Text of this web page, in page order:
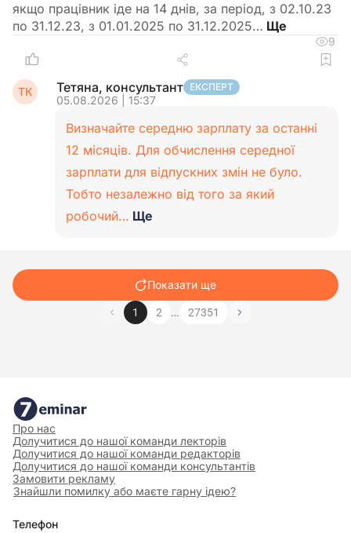
якщо працівник іде на 14 днів, за період, з 02.10.23
по 31.12.23, з 01.01.2025 по 31.12.2025…
9
ТК Тетяна, консультант ЕКСПЕРТ
05.08.2026 | 15:37
Визначайте середню зарплату за останні
12 місяців. Для обчислення середної
зарплати для відпускних змін не було.
Тобто незалежно від того за який
робочий… Ще
Показати ще
1 2 … 27351
Про нас
Долучитися до нашої команди лекторів
Долучитися до нашої команди редакторів
Долучитися до нашої команди консультантів
Замовити рекламу
Знайшли помилку або маєте гарну ідею?
Телефон